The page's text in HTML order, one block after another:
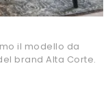
il modello da
brand Alta Corte.